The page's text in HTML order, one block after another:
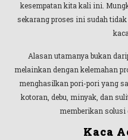
kesempatan kita kali ini.
sekarang proses ini sudah
Alasan utamanya bukan
melainkan dengan kelemahan
menghasilkan pori-pori yang
kotoran, debu, minyak, dan
memberikan solusi
Kaca